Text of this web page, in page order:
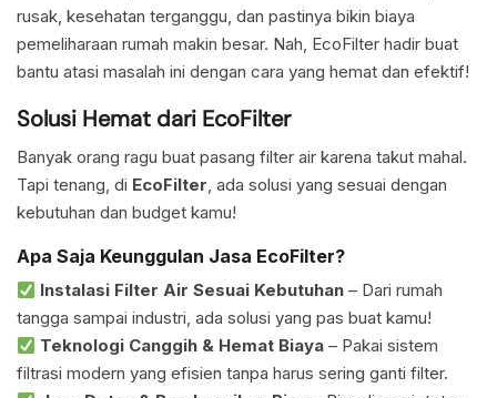
rusak, kesehatan terganggu, dan pastinya bikin biaya
pemeliharaan rumah makin besar. Nah, EcoFilter hadir buat
bantu atasi masalah ini dengan cara yang hemat dan efektif!
Solusi Hemat dari EcoFilter
Banyak orang ragu buat pasang filter air karena takut mahal.
Tapi tenang, di EcoFilter , ada solusi yang sesuai dengan
kebutuhan dan budget kamu!
Apa Saja Keunggulan Jasa EcoFilter?
Instalasi Filter Air Sesuai Kebutuhan – Dari rumah
tangga sampai industri, ada solusi yang pas buat kamu!
Teknologi Canggih & Hemat Biaya – Pakai sistem
filtrasi modern yang efisien tanpa harus sering ganti filter.